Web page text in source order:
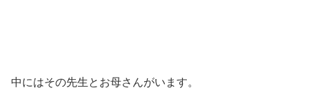
中にはその先生とお母さんがいます。